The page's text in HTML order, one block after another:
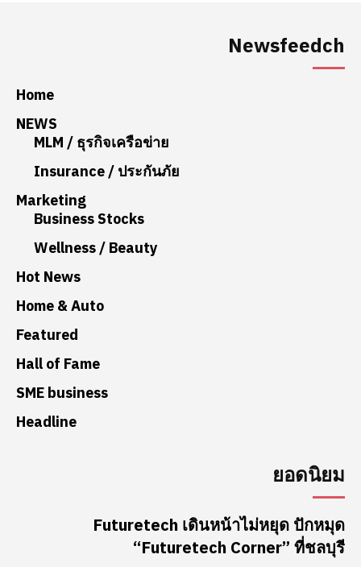
Newsfeedch
Home
NEWS
MLM / ธุรกิจเครือข่าย
Insurance / ประกันภัย
Marketing
Business Stocks
Wellness / Beauty
Hot News
Home & Auto
Featured
Hall of Fame
SME business
Headline
ยอดนิยม
Futuretech เดินหน้าไม่หยุด ปักหมุด
“Futuretech Corner” ที่ชลบุรี